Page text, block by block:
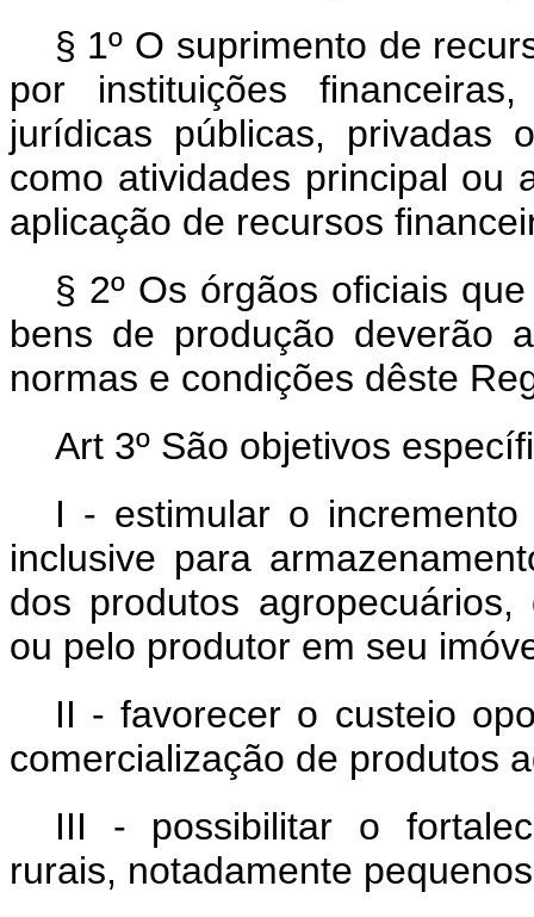
§ 1º O suprimento de
por instituições
jurídicas públicas, privadas
como atividades principal ou
aplicação de recursos
§ 2º Os órgãos oficiais
bens de produção deverão
normas e condições dêste
Art 3º São objetivos
I - estimular o
inclusive para
dos produtos
ou pelo produtor em seu
II - favorecer o custeio
comercialização de produtos
III - possibilitar o
rurais, notadamente